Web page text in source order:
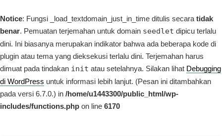
Notice: Fungsi _load_textdomain_just_in_time ditulis secara tidak
benar. Pemuatan terjemahan untuk domain seedlet dipicu terlalu
dini. Ini biasanya merupakan indikator bahwa ada beberapa kode di
plugin atau tema yang dieksekusi terlalu dini. Terjemahan harus
dimuat pada tindakan init atau setelahnya. Silakan lihat Debugging
di WordPress untuk informasi lebih lanjut. (Pesan ini ditambahkan
pada versi 6.7.0.) in /home/u1443300/public_html/wp-
includes/functions.php on line 6170